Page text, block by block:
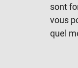
sont
vous
quel